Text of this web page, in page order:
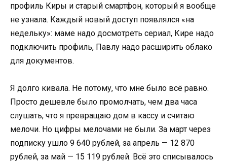
профиль Киры и старый смартфон, который я вообще
не узнала. Каждый новый доступ появлялся «на
недельку»: маме надо досмотреть сериал, Кире надо
подключить профиль, Павлу надо расширить облако
для документов.
Я долго кивала. Не потому, что мне было всё равно.
Просто дешевле было промолчать, чем два часа
слушать, что я превращаю дом в кассу и считаю
мелочи. Но цифры мелочами не были. За март через
подписку ушло 9 640 рублей, за апрель — 12 870
рублей, за май — 15 119 рублей. Всё это списывалось